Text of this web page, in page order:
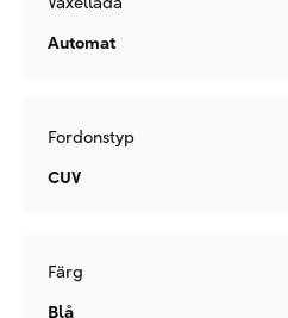
Automat
Fordonstyp
CUV
Färg
Blå